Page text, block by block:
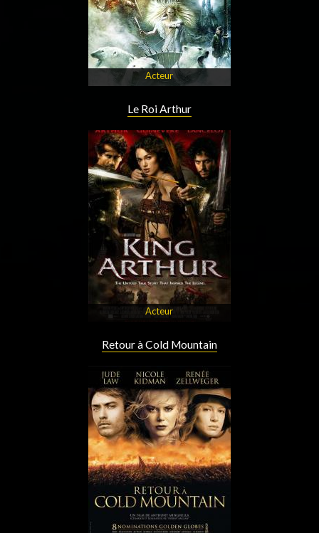
Acteur
Le Roi Arthur
Acteur
Retour à Cold Mountain